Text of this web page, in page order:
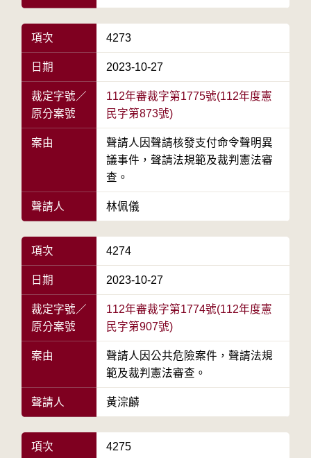
項次 4273
日期 2023-10-27
裁定字號／
原分案號
112年審裁字第1775號(112年度憲
民字第873號)
案由
聲請人因聲請核發支付命令聲明異
議事件，聲請法規範及裁判憲法審
查。
聲請人 林佩儀
項次 4274
日期 2023-10-27
裁定字號／
原分案號
112年審裁字第1774號(112年度憲
民字第907號)
案由
聲請人因公共危險案件，聲請法規
範及裁判憲法審查。
聲請人 黃淙麟
項次 4275